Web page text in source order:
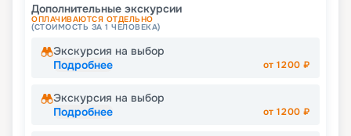
Дополнительные экскурсии
ОПЛАЧИВАЮТСЯ ОТДЕЛЬНО
(СТОИМОСТЬ ЗА 1 ЧЕЛОВЕКА)
Экскурсия на выбор
Подробнее
от1200 ₽
Экскурсия на выбор
Подробнее
от1200 ₽